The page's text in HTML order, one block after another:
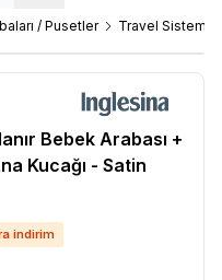
/ Pusetler Travel Sistem
Bebek Arabası +
Kucağı - Satin
indirim